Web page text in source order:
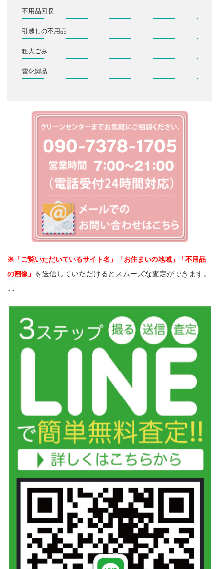
不用品回収
引越しの不用品
粗大ごみ
電化製品
※「ご覧いただいているサイト名」「お住まいの地域」「不用品
の画像」 を送信していただけるとスムーズな査定ができます。
↓↓